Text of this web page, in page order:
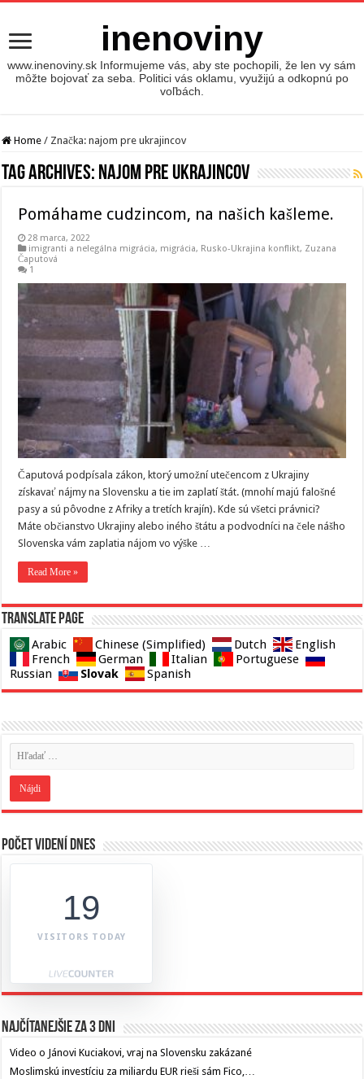
inenoviny
www.inenoviny.sk Informujeme vás, aby ste pochopili, že len vy sám
môžte bojovať za seba. Politici vás oklamu, využijú a odkopnú po
voľbách.
Home / Značka:najom pre ukrajincov
Tag Archives: najom pre ukrajincov
Pomáhame cudzincom, na našich kašleme.
28 marca, 2022
imigranti a nelegálna migrácia, migrácia, Rusko-Ukrajina konflikt, Zuzana
Čaputová
1
Čaputová podpísala zákon, ktorý umožní utečencom z Ukrajiny
získavať nájmy na Slovensku a tie im zaplatí štát. (mnohí majú falošné
pasy a sú pôvodne z Afriky a tretích krajín). Kde sú všetci právnici?
Máte občianstvo Ukrajiny alebo iného štátu a podvodníci na čele nášho
Slovenska vám zaplatia nájom vo výške …
Read More »
Translate page
Arabic Chinese (Simplified) Dutch
English
French
German Italian
Portuguese
Russian
Slovak Spanish
Počet videní dnes
19
VISITORS TODAY
Najčítanejšie za 3 dni
Video o Jánovi Kuciakovi, vraj na Slovensku zakázané
Moslimskú investíciu za miliardu EUR rieši sám Fico,…